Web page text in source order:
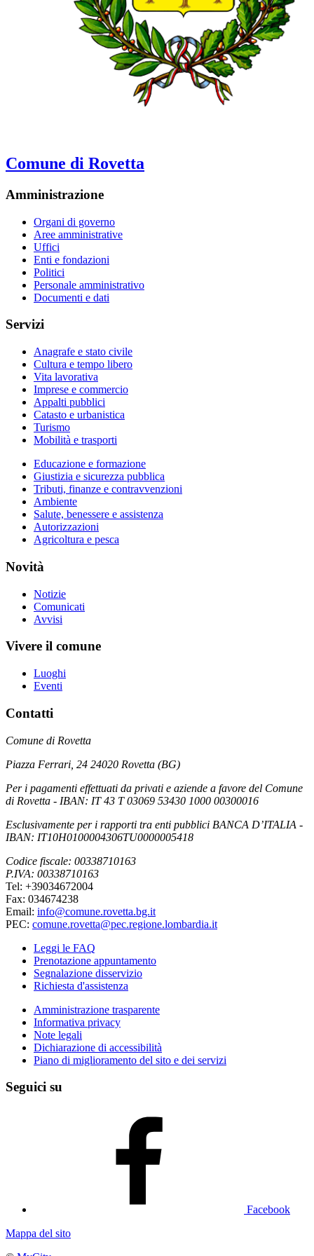
Comune di Rovetta
Amministrazione
Organi di governo
Aree amministrative
Uffici
Enti e fondazioni
Politici
Personale amministrativo
Documenti e dati
Servizi
Anagrafe e stato civile
Cultura e tempo libero
Vita lavorativa
Imprese e commercio
Appalti pubblici
Catasto e urbanistica
Turismo
Mobilità e trasporti
Educazione e formazione
Giustizia e sicurezza pubblica
Tributi, finanze e contravvenzioni
Ambiente
Salute, benessere e assistenza
Autorizzazioni
Agricoltura e pesca
Novità
Notizie
Comunicati
Avvisi
Vivere il comune
Luoghi
Eventi
Contatti
Comune di Rovetta
Piazza Ferrari, 24 24020 Rovetta (BG)
Per i pagamenti effettuati da privati e aziende a favore del Comune
di Rovetta - IBAN: IT 43 T 03069 53430 1000 00300016
Esclusivamente per i rapporti tra enti pubblici BANCA D’ITALIA -
IBAN: IT10H0100004306TU0000005418
Codice fiscale: 00338710163
P.IVA: 00338710163
Tel: +39034672004
Fax: 034674238
Email: info@comune.rovetta.bg.it
PEC: comune.rovetta@pec.regione.lombardia.it
Leggi le FAQ
Prenotazione appuntamento
Segnalazione disservizio
Richiesta d'assistenza
Amministrazione trasparente
Informativa privacy
Note legali
Dichiarazione di accessibilità
Piano di miglioramento del sito e dei servizi
Seguici su
Facebook
Mappa del sito